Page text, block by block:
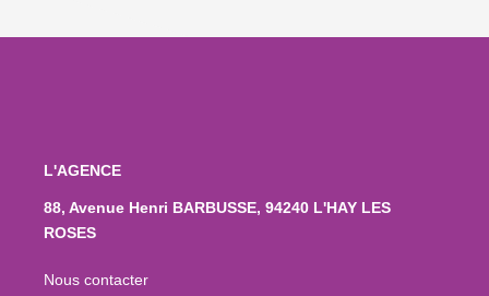
L'AGENCE
88, Avenue Henri BARBUSSE, 94240 L'HAY LES
ROSES
Nous contacter